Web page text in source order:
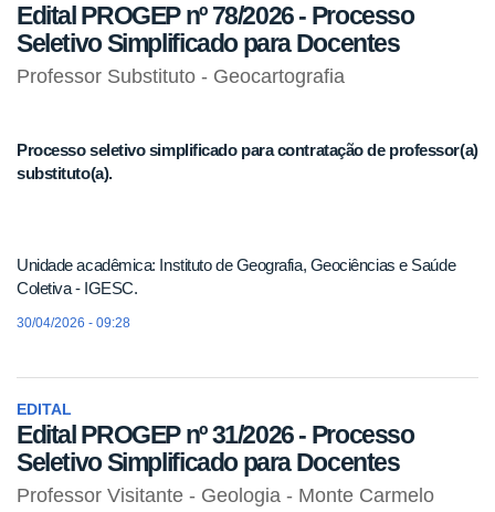
Edital PROGEP nº 78/2026 - Processo
Seletivo Simplificado para Docentes
Professor Substituto - Geocartografia
Processo seletivo simplificado para contratação de professor(a)
substituto(a).
Unidade acadêmica: Instituto de Geografia, Geociências e Saúde
Coletiva - IGESC.
30/04/2026 - 09:28
EDITAL
Edital PROGEP nº 31/2026 - Processo
Seletivo Simplificado para Docentes
Professor Visitante - Geologia - Monte Carmelo